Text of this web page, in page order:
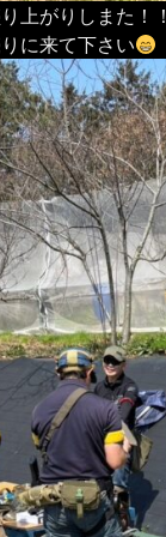
上がりしまた！！
に来て下さい